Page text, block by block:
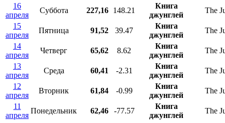
16
апреля
Суббота 227,16 148.21
Книга
джунглей
The
15
апреля
Пятница 91,52 39.47
Книга
джунглей
The
14
апреля
Четверг 65,62 8.62
Книга
джунглей
The
13
апреля
Среда 60,41 -2.31
Книга
джунглей
The
12
апреля
Вторник 61,84 -0.99
Книга
джунглей
The
11
апреля
Понедельник 62,46 -77.57
Книга
джунглей
The